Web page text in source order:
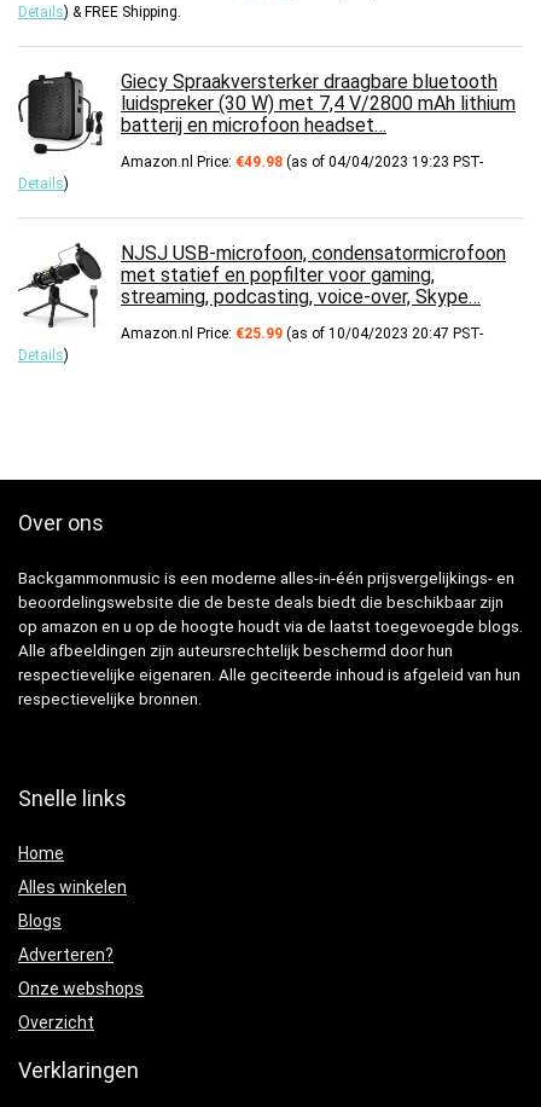
Details) & FREE Shipping
Giecy Spraakversterker draagbare bluetooth
luidspreker (30 W) met 7,4 V/2800 mAh lithium
batterij en microfoon headset…
Amazon.nl Price: €49.98 (as of 04/04/2023 19:23 PST-
Details)
NJSJ USB-microfoon, condensatormicrofoon
met statief en popfilter voor gaming,
streaming, podcasting, voice-over, Skype…
Amazon.nl Price: €25.99 (as of 10/04/2023 20:47 PST-
Details)
Over ons
Backgammonmusic is een moderne alles-in-één prijsvergelijkings- en
beoordelingswebsite die de beste deals biedt die beschikbaar zijn
op amazon en u op de hoogte houdt via de laatst toegevoegde blogs.
Alle afbeeldingen zijn auteursrechtelijk beschermd door hun
respectievelijke eigenaren. Alle geciteerde inhoud is afgeleid van hun
respectievelijke bronnen.
Snelle links
Home
Alles winkelen
Blogs
Adverteren?
Onze webshops
Overzicht
Verklaringen